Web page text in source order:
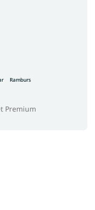
Ramburs
Premium